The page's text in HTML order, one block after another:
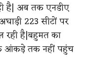
है| अब तक एनडीए
223 सीटों पर
है|बहुमत का
आंकड़े तक नहीं पहुंच